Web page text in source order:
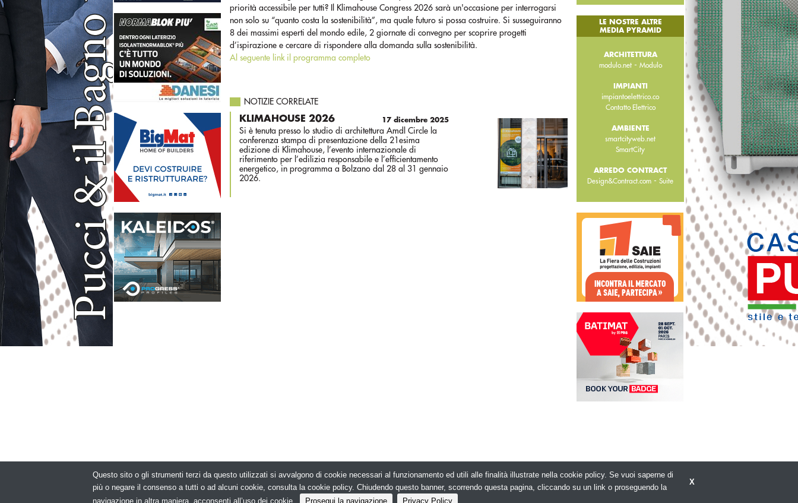
priorità accessibile per tutti? Il Klimahouse Congress 2026 sarà un'occasione per interrogarsi
non solo su “quanto costa la sostenibilità”, ma quale futuro si possa costruire. Si susseguiranno
8 dei massimi esperti del mondo edile, 2 giornate di convegno per scoprire progetti
d’ispirazione e cercare di rispondere alla domanda sulla sostenibilità.
Al seguente link il programma completo
NOTIZIE CORRELATE
17 dicembre 2025
KLIMAHOUSE 2026
Si è tenuta presso lo studio di architettura Amdl Circle la
conferenza stampa di presentazione della 21esima
edizione di Klimahouse, l’evento internazionale di
riferimento per l’edilizia responsabile e l’efficientamento
energetico, in programma a Bolzano dal 28 al 31 gennaio
2026.
LE NOSTRE ALTRE
MEDIA PYRAMID
ARCHITETTURA
modulo.net- Modulo
IMPIANTI
impiantoelettrico.co
Contatto Elettrico
AMBIENTE
smartcityweb.net
SmartCity
ARREDO CONTRACT
Design&Contract.com -Suite
© Copyright 2026. Edilizia in Rete - N.ro Iscrizione ROC 5836 -Privacy policy X
Questo sito o gli strumenti terzi da questo utilizzati si avvalgono di cookie necessari al funzionamento ed utili alle finalità illustrate nella cookie policy. Se vuoi saperne di
più o negare il consenso a tutti o ad alcuni cookie, consulta la cookie policy. Chiudendo questo banner, scorrendo questa pagina, cliccando su un link o proseguendo la
navigazione in altra maniera, acconsenti all’uso dei cookie.
Prosegui la navigazione Privacy Policy